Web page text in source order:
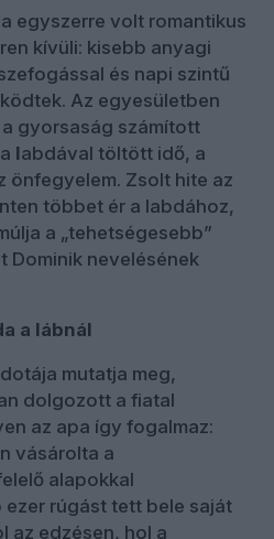
egyszerre volt romantikus
kívüli: kisebb anyagi
és napi szintű
Az egyesületben
gyorsaság számított
labdával töltött idő, a
önfegyelem. Zsolt hite az
többet ér a labdához,
a „tehetségesebb”
Dominik nevelésének
a lábnál
mutatja meg,
dolgozott a fiatal
az apa így fogalmaz:
vásárolta a
alapokkal
rúgást tett bele saját
az edzésen, hol a